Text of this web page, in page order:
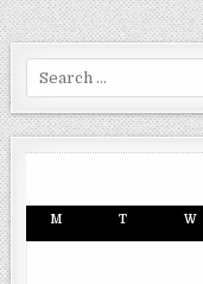
navigation
for:
M T W